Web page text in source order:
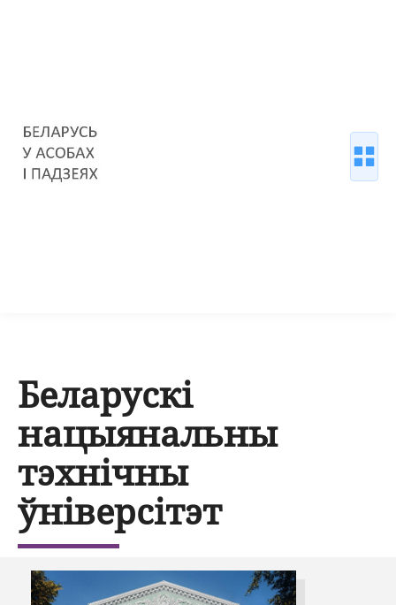
Беларускі
нацыянальны
тэхнічны
ўніверсітэт